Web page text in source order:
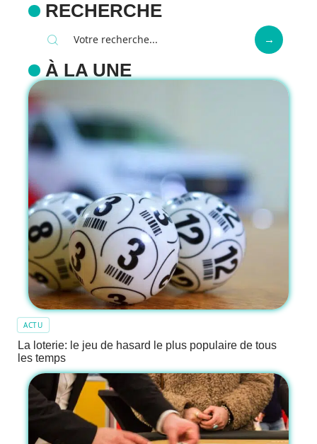
RECHERCHE
À LA UNE
ACTU
La loterie: le jeu de hasard le plus populaire de tous
les temps